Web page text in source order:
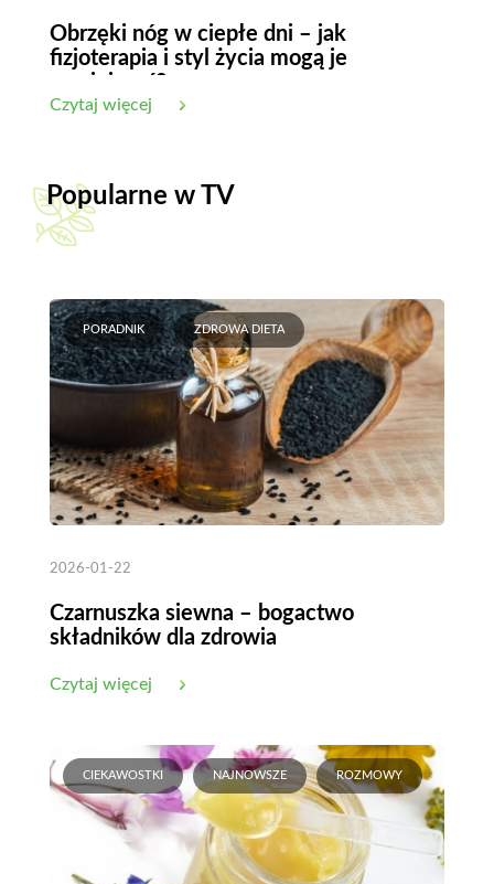
Obrzęki nóg w ciepłe dni – jak
fizjoterapia i styl życia mogą je
Czytaj więcej
Popularne w TV
PORADNIK ZDROWA DIETA
2026-01-22
Czarnuszka siewna – bogactwo
składników dla zdrowia
Czytaj więcej
CIEKAWOSTKI NAJNOWSZE ROZMOWY